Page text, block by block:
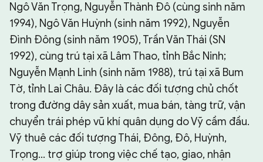
Ngô Văn Trọng, Nguyễn Thành Đô (cùng sinh năm
1994), Ngô Văn Huỳnh (sinh năm 1992), Nguyễn
Đình Đông (sinh năm 1905), Trần Văn Thái (SN
1992), cùng trú tại xã Lâm Thao, tỉnh Bắc Ninh;
Nguyễn Mạnh Linh (sinh năm 1988), trú tại xã Bum
Tờ, tỉnh Lai Châu. Đây là các đối tượng chủ chốt
trong đường dây sản xuất, mua bán, tàng trữ, vận
chuyển trái phép vũ khí quân dụng do Vỹ cầm đầu.
Vỹ thuê các đối tượng Thái, Đông, Đô, Huỳnh,
Trọng... trợ giúp trong việc chế tạo, giao, nhận